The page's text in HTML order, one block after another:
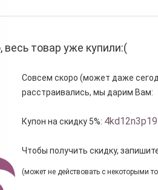
товар уже купили:(
Совсем скоро (может даже
расстраивались, мы дарим Вам:
Купон на скидку 5%: 4kd12n3p19
Чтобы получить скидку,
(может не действовать с некоторыми